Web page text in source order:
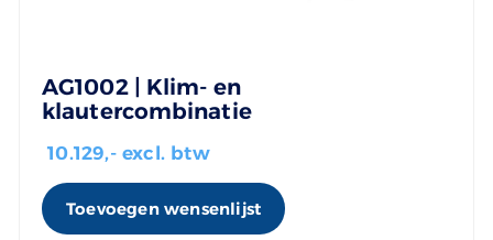
AG1002 | Klim- en
klautercombinatie
10.129,- excl. btw
Toevoegen wensenlijst